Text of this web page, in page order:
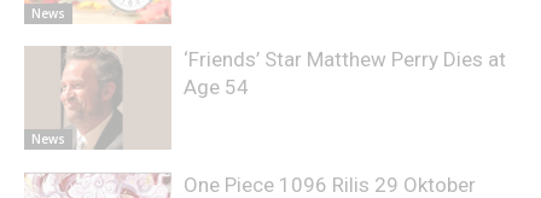
News
News
‘Friends’ Star Matthew Perry Dies at
Age 54
One Piece 1096 Rilis 29 Oktober